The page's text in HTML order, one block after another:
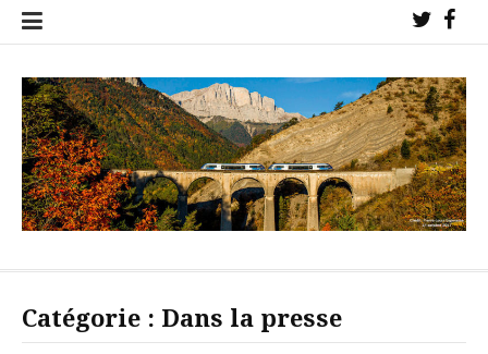
Aller
Twitter
!
!
trains sur nos lignes !
Catégorie : Dans la presse